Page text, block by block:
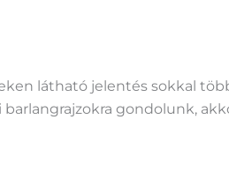
látható jelentés sokkal
gondolunk,